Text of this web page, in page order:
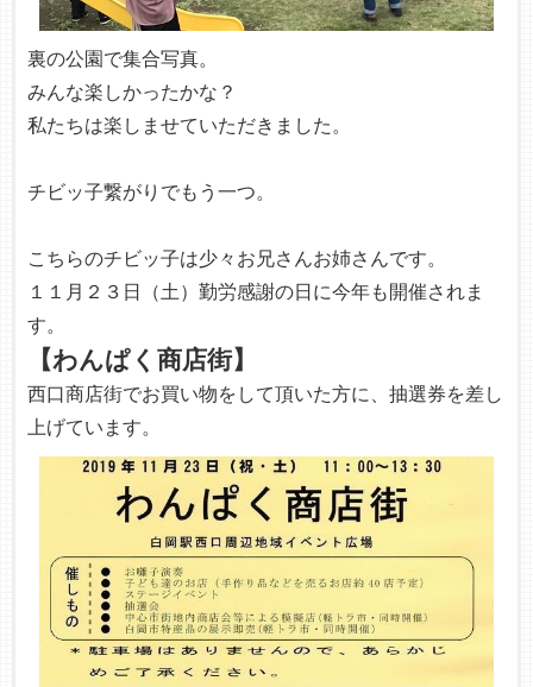
裏の公園で集合写真。
みんな楽しかったかな？
私たちは楽しませていただきました。
チビッ子繋がりでもう一つ。
こちらのチビッ子は少々お兄さんお姉さんです。
１１月２３日（土）勤労感謝の日に今年も開催されま
す。
【わんぱく商店街】
西口商店街でお買い物をして頂いた方に、抽選券を差し
上げています。